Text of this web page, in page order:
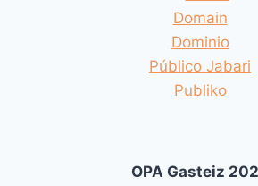
OPA Gasteiz